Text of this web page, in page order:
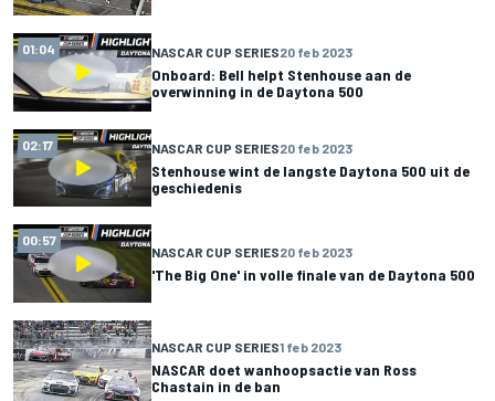
01:04 NASCAR CUP SERIES20 feb 2023
Onboard: Bell helpt Stenhouse aan de
overwinning in de Daytona 500
02:17 NASCAR CUP SERIES20 feb 2023
Stenhouse wint de langste Daytona 500 uit de
geschiedenis
00:57
NASCAR CUP SERIES20 feb 2023
'The Big One' in volle finale van de Daytona 500
NASCAR CUP SERIES1 feb 2023
NASCAR doet wanhoopsactie van Ross
Chastain in de ban